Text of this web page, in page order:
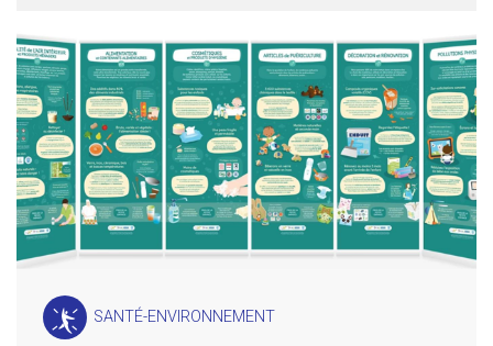
SANTÉ-ENVIRONNEMENT